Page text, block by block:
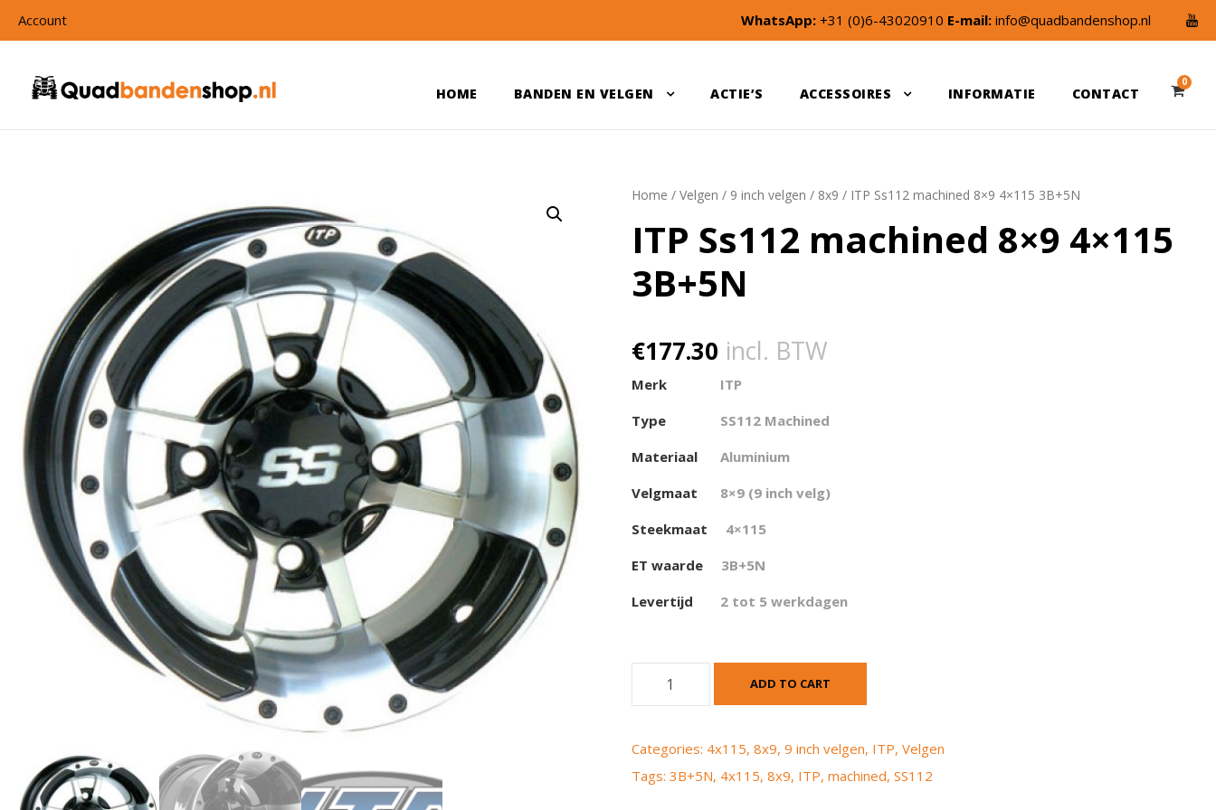
Account WhatsApp: +31 (0)6-43020910 E-mail: info@quadbandenshop.nl
HOME BANDEN EN VELGEN ACTIE’S ACCESSOIRES INFORMATIE CONTACT
0
Home /Velgen / 9 inch velgen / 8x9 / ITP Ss112 machined 8×9 4×115 3B+5N
ITP Ss112 machined 8×9 4×115
3B+5N
€177.30 incl. BTW
Merk
ITP
Type
SS112 Machined
Materiaal
Aluminium
Velgmaat
8×9 (9 inch velg)
Steekmaat
4×115
ET waarde
3B+5N
Levertijd
2 tot 5 werkdagen
S
1
ADD TO CART
Categories: 4x115,8x9,9 inch velgen, ITP,Velgen
Tags:3B+5N, 4x115,8x9, ITP,machined,SS112